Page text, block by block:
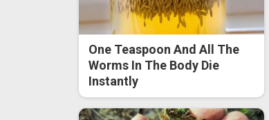
One Teaspoon And All The
Worms In The Body Die
Instantly